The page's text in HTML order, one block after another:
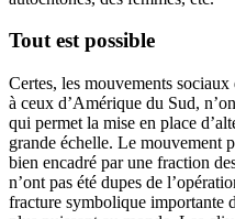
Tout est possible
Certes, les mouvements
à ceux d’Amérique du Sud,
qui permet la mise en place
grande échelle. Le mouvement
bien encadré par une fraction
n’ont pas été dupes de
fracture symbolique importante